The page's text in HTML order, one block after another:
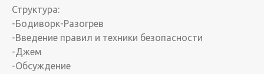
Структура:
-Бодиворк-Разогрев
-Введение правил и техники безопасности
-Джем
-Обсуждение